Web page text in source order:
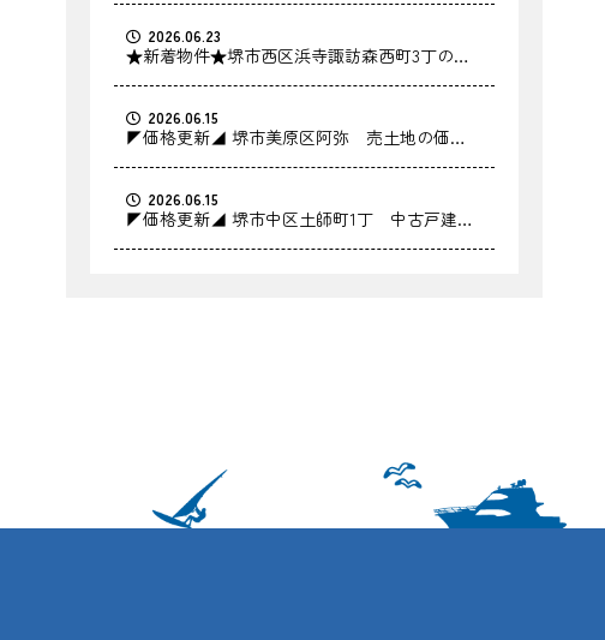
2026.06.23
★新着物件★堺市西区浜寺諏訪森西町3丁の中
2026.06.15
◤価格更新◢ 堺市美原区阿弥 売土地の価格
2026.06.15
◤価格更新◢ 堺市中区土師町1丁 中古戸建の